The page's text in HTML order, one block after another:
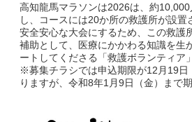
エイドメニュー
副賞・特別賞・参加賞
大会データ
高知龍馬マラソンは2026は、約
し、コースには20か所の救護所が設置
安全安心な大会にするため、この救護
補助として、医療にかかわる知識を生
ートしてくださる「救護ボランティア
※募集チラシでは申込期限が12月19日
りますが、令和8年1月9日（金）まで